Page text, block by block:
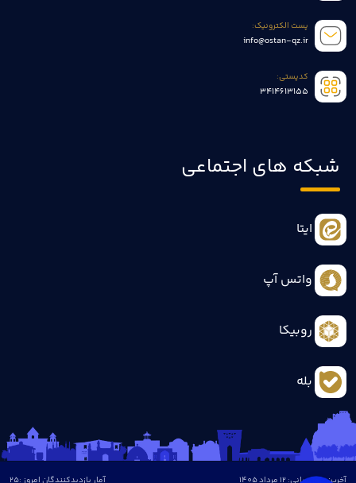
پست الکترونیک:
info@ostan-qz.ir
کدپستی:
3414613155
شبکه های اجتماعی
ایتا
واتس آپ
روبیکا
بله